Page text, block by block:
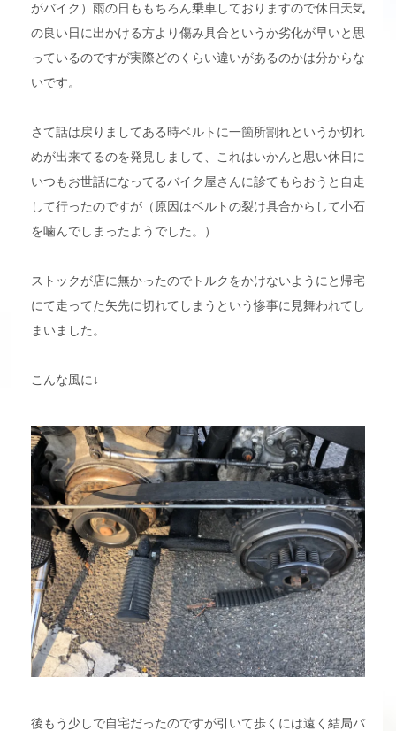
がバイク）雨の日ももちろん乗車しておりますので休日天気
の良い日に出かける方より傷み具合というか劣化が早いと思
っているのですが実際どのくらい違いがあるのかは分からな
いです。
さて話は戻りましてある時ベルトに一箇所割れというか切れ
めが出来てるのを発見しまして、これはいかんと思い休日に
いつもお世話になってるバイク屋さんに診てもらおうと自走
して行ったのですが（原因はベルトの裂け具合からして小石
を噛んでしまったようでした。）
ストックが店に無かったのでトルクをかけないようにと帰宅
にて走ってた矢先に切れてしまうという惨事に見舞われてし
まいました。
こんな風に↓
後もう少しで自宅だったのですが引いて歩くには遠く結局バ